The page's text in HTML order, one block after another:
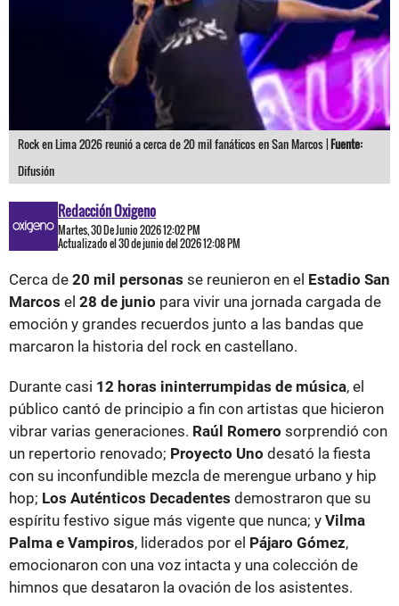
Rock en Lima 2026 reunió a cerca de 20 mil fanáticos en San Marcos |Fuente:
Difusión
Redacción Oxigeno
Martes, 30 De Junio 2026 12:02 PM
Actualizado el 30 de junio del 2026 12:08 PM
Cerca de 20 mil personas se reunieron en el Estadio San
Marcos el 28 de junio para vivir una jornada cargada de
emoción y grandes recuerdos junto a las bandas que
marcaron la historia del rock en castellano.
Durante casi 12 horas ininterrumpidas de música, el
público cantó de principio a fin con artistas que hicieron
vibrar varias generaciones. Raúl Romero sorprendió con
un repertorio renovado; Proyecto Uno desató la fiesta
con su inconfundible mezcla de merengue urbano y hip
hop; Los Auténticos Decadentes demostraron que su
espíritu festivo sigue más vigente que nunca; y Vilma
Palma e Vampiros, liderados por el Pájaro Gómez,
emocionaron con una voz intacta y una colección de
himnos que desataron la ovación de los asistentes.